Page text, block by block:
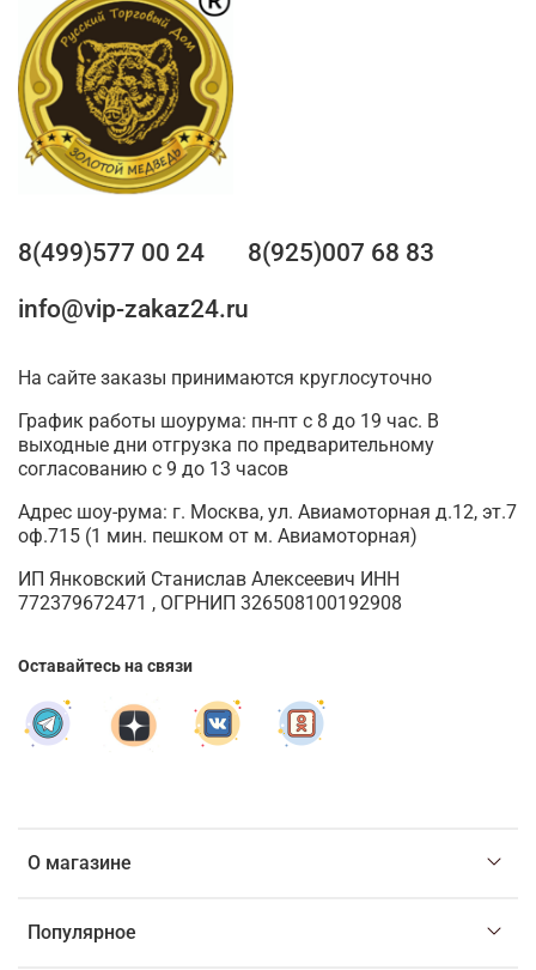
О магазине
Популярное
8(499)577 00 24
8(925)007 68 83
info@vip-zakaz24.ru
На сайте заказы принимаются круглосуточно
График работы шоурума: пн-пт с 8 до 19 час. В
выходные дни отгрузка по предварительному
согласованию с 9 до 13 часов
Адрес шоу-рума: г. Москва, ул. Авиамоторная д.12, эт.7
оф.715 (1 мин. пешком от м. Авиамоторная)
ИП Янковский Станислав Алексеевич ИНН
772379672471 , ОГРНИП 326508100192908
Оставайтесь на связи